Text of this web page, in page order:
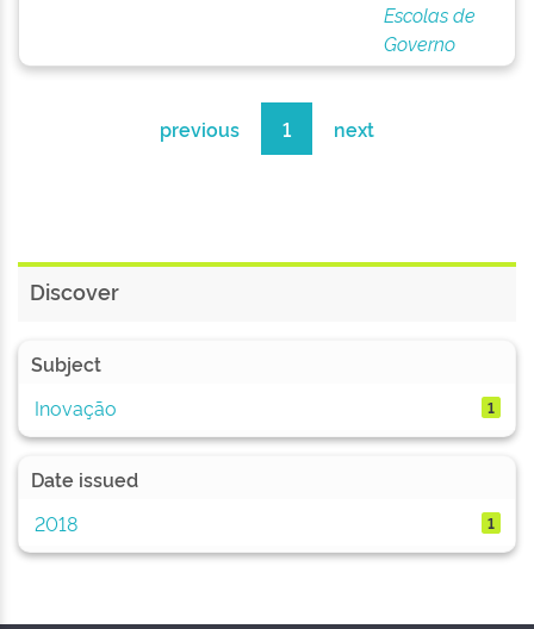
Escolas de
Governo
previous 1 next
Discover
Subject
Inovação
1
Date issued
2018
1